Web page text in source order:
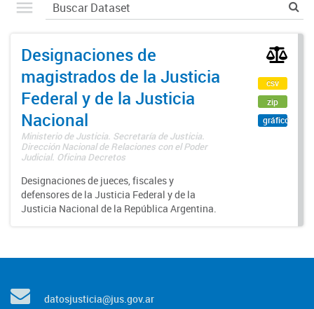
Designaciones de
magistrados de la Justicia
Federal y de la Justicia
Nacional
Ministerio de Justicia. Secretaría de Justicia.
Dirección Nacional de Relaciones con el Poder
Judicial. Oficina Decretos
Designaciones de jueces, fiscales y
defensores de la Justicia Federal y de la
Justicia Nacional de la República Argentina.
csv
zip
gráfico
datosjusticia@jus.gov.ar